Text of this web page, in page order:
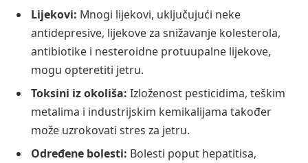
Lijekovi: Mnogi lijekovi, uključujući neke
antidepresive, lijekove za snižavanje kolesterola,
antibiotike i nesteroidne protuupalne lijekove,
mogu opteretiti jetru.
Toksini iz okoliša: Izloženost pesticidima, teškim
metalima i industrijskim kemikalijama također
može uzrokovati stres za jetru.
Određene bolesti: Bolesti poput hepatitisa,